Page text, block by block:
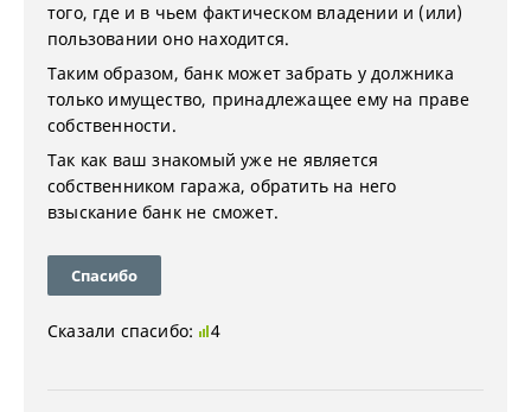
того, где и в чьем фактическом владении и (или)
пользовании оно находится.
Таким образом, банк может забрать у должника
только имущество, принадлежащее ему на праве
собственности.
Так как ваш знакомый уже не является
собственником гаража, обратить на него
взыскание банк не сможет.
Спасибо
Сказали спасибо: 4